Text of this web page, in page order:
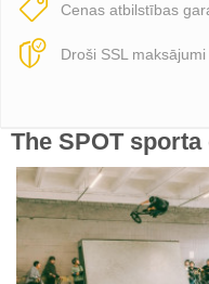
Cenas atbilstības
Droši SSL maksājumi
The SPOT